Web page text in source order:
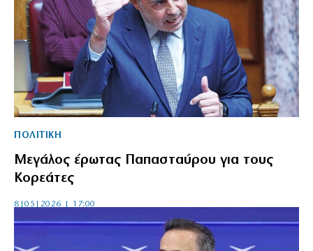
ΠΟΛΙΤΙΚΗ
Μεγάλος έρωτας Παπασταύρου για τους
Κορεάτες
8|05|2026 | 17:00